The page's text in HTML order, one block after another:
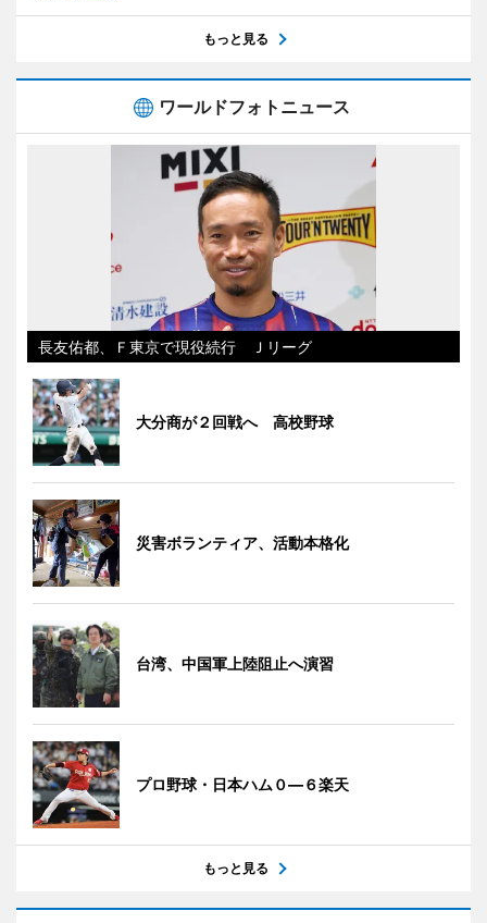
もっと見る
ワールドフォトニュース
長友佑都、Ｆ東京で現役続行 Ｊリーグ
大分商が２回戦へ 高校野球
災害ボランティア、活動本格化
台湾、中国軍上陸阻止へ演習
プロ野球・日本ハム０―６楽天
もっと見る